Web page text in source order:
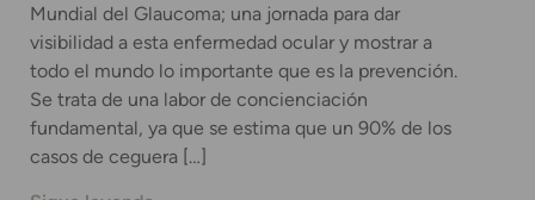
Mundial del Glaucoma; una jornada para dar
visibilidad a esta enfermedad ocular y mostrar a
todo el mundo lo importante que es la prevención.
Se trata de una labor de concienciación
fundamental, ya que se estima que un 90% de los
casos de ceguera […]